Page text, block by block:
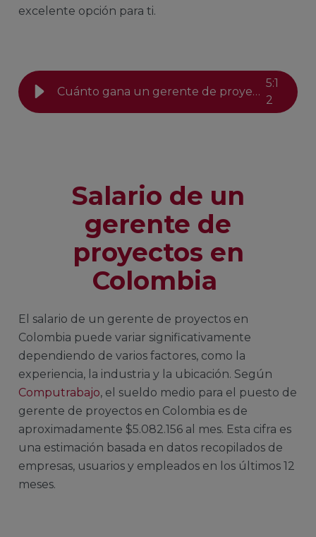
excelente opción para ti.
Cuánto gana un gerente de proyectos en Colombia
5:1
2
Salario de un
gerente de
proyectos en
Colombia
El salario de un gerente de proyectos en
Colombia puede variar significativamente
dependiendo de varios factores, como la
experiencia, la industria y la ubicación. Según
Computrabajo, el sueldo medio para el puesto de
gerente de proyectos en Colombia es de
aproximadamente $5.082.156 al mes. Esta cifra es
una estimación basada en datos recopilados de
empresas, usuarios y empleados en los últimos 12
meses.